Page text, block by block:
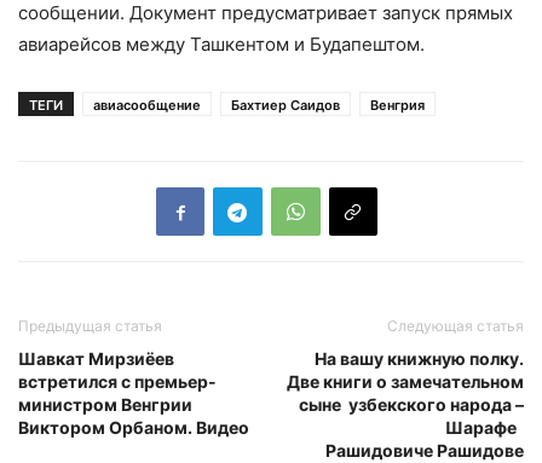
сообщении. Документ предусматривает запуск прямых
авиарейсов между Ташкентом и Будапештом.
ТЕГИ авиасообщение Бахтиер Саидов Венгрия
Предыдущая статья
Шавкат Мирзиёев
встретился с премьер-
министром Венгрии
Виктором Орбаном. Видео
Следующая статья
На вашу книжную полку.
Две книги о замечательном
сыне узбекского народа –
Шарафе
Рашидовиче Рашидове